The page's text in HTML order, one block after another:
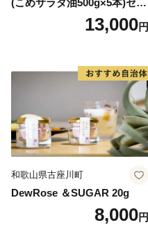
(こめサラダ油500g×5本)セッ
13,000円
和歌山県古座川町
DewRose ＆SUGAR 20g
8,000円